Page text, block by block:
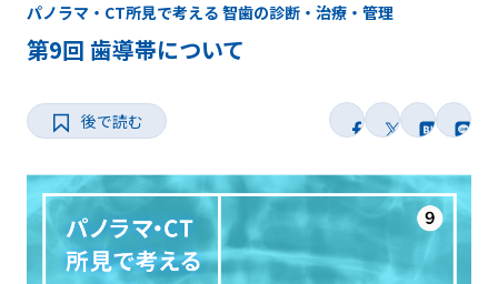
トピックス
パノラマ・CT所見で考える 智歯の診断・治療・管理
第9回 歯導帯について
後で読む